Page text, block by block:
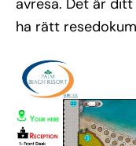
avresa. Det är
ha rätt